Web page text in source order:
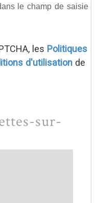
le champ de saisie
les Politiques
d'utilisation de
sur-